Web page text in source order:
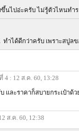
นไปอ่ะครับ ไม่รู้ตัวไหนทำ
ทำได้ดีกว่าครับ เพราะสปู
4 : 12 ส.ค. 60, 13:28
และราคาก็สบายกระเป๋าด้ว
ส.ค. 60, 12:38